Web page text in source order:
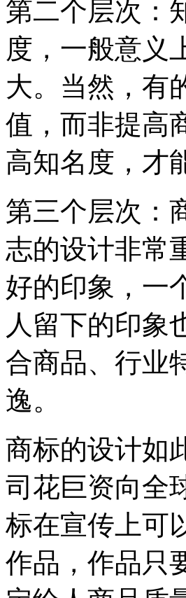
第二个层次：
度，一般意义
大。当然，有
值，而非提高
高知名度，才
第三个层次：
志的设计非常
好的印象，一
人留下的印象
合商品、行业
逸。
商标的设计如
司花巨资向全
标在宣传上可
作品，作品只